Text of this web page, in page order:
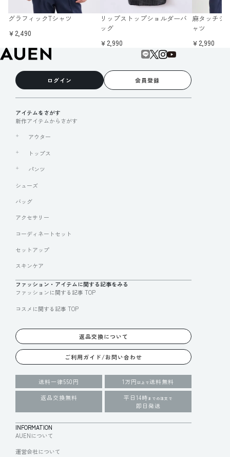
グラフィックTシャツ
￥2,490
リップストップショルダーバ
ッグ
￥2,990
麻タッチシ
ャツ
￥2,990
ログイン 会員登録
アイテムをさがす
新作アイテムからさがす
アウター
トップス
パンツ
シューズ
バッグ
アクセサリー
コーディネートセット
セットアップ
スキンケア
ファッション・アイテムに関する記事をみる
ファッションに関する記事 TOP
コスメに関する記事 TOP
返品交換について
ご利用ガイド/お問い合わせ
送料一律550円 1万円 以上で送料無料
返品交換無料
平日14時 までの注文で
即日発送
INFORMATION
AUENについて
運営会社について